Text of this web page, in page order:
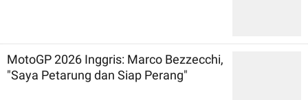
MotoGP 2026 Inggris: Marco Bezzecchi,
"Saya Petarung dan Siap Perang"